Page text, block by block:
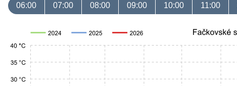
06:00 07:00 08:00 09:00 10:00 11:00